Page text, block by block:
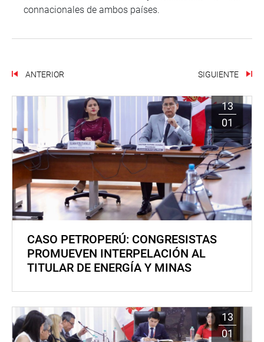
connacionales de ambos países.
ANTERIOR SIGUIENTE
13
01
CASO PETROPERÚ: CONGRESISTAS
PROMUEVEN INTERPELACIÓN AL
TITULAR DE ENERGÍA Y MINAS
13
01